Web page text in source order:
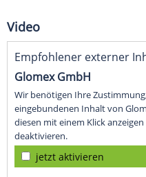
Video
Empfohlener externer
Glomex GmbH
Wir benötigen Ihre
eingebundenen Inhalt von
diesen mit einem Klick
deaktivieren.
jetzt aktivieren